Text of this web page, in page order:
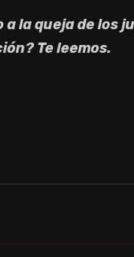
la queja de los
Te leemos.